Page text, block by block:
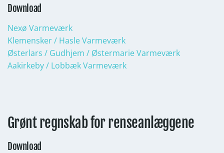
Download
Nexø Varmeværk
Klemensker / Hasle Varmeværk
Østerlars / Gudhjem / Østermarie Varmeværk
Aakirkeby / Lobbæk Varmeværk
Grønt regnskab for renseanlæggene
Download